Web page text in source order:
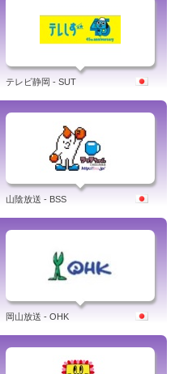
テレビ静岡 - SUT
山陰放送 - BSS
岡山放送 - OHK